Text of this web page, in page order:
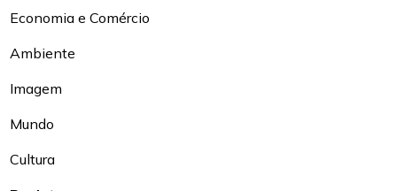
Economia e Comércio
Ambiente
Imagem
Mundo
Cultura